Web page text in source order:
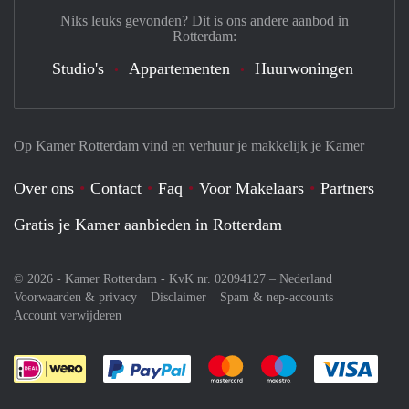
Op Kamer Rotterdam vind en verhuur je makkelijk je Kamer
Over ons Contact Faq Voor Makelaars
Partners
Gratis je Kamer aanbieden in Rotterdam
© 2026 - Kamer Rotterdam - KvK nr. 02094127 – Nederland
Voorwaarden & privacy
Disclaimer
Spam & nep-accounts
Account verwijderen
Je rekent gemakkelijk af met Paypal
Je rekent gemakkelijk af met
Je rekent
Niks leuks gevonden? Dit is ons andere aanbod in
Rotterdam:
Studio's Appartementen Huurwoningen